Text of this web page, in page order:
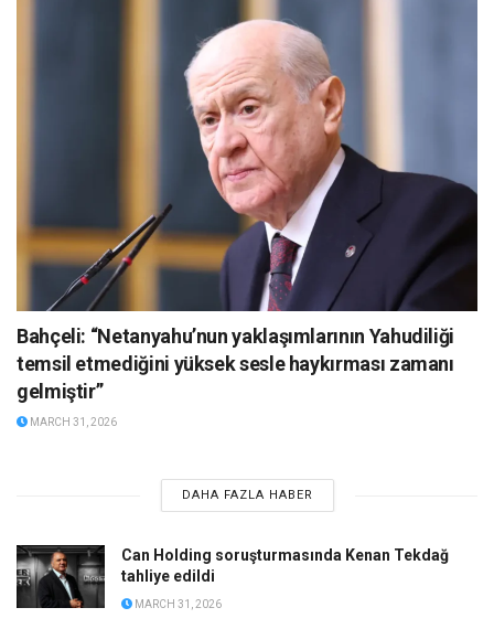
Bahçeli: “Netanyahu’nun yaklaşımlarının Yahudiliği
temsil etmediğini yüksek sesle haykırması zamanı
gelmiştir”
MARCH 31, 2026
DAHA FAZLA HABER
Can Holding soruşturmasında Kenan Tekdağ
tahliye edildi
MARCH 31, 2026